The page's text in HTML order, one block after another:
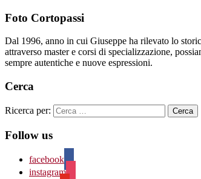
Foto Cortopassi
Dal 1996, anno in cui Giuseppe ha rilevato lo
attraverso master e corsi di specializzazione,
sempre autentiche e nuove espressioni.
Cerca
Ricerca per:
Follow us
facebook
instagram